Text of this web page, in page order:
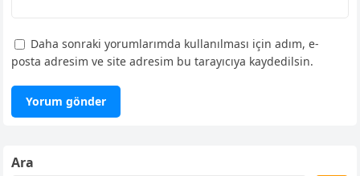
Daha sonraki yorumlarımda kullanılması için adım, e-
posta adresim ve site adresim bu tarayıcıya kaydedilsin.
Ara